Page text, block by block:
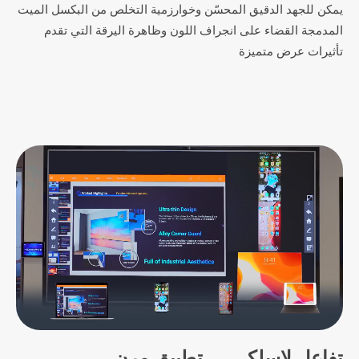
يمكن للجهد الدقيق المحسّن وخوارزمية التخلص من البكسل الميت
المدمجة القضاء على انجراف اللون وظاهرة اليرقة التي تقدم
تأثيرات عرض متميزة